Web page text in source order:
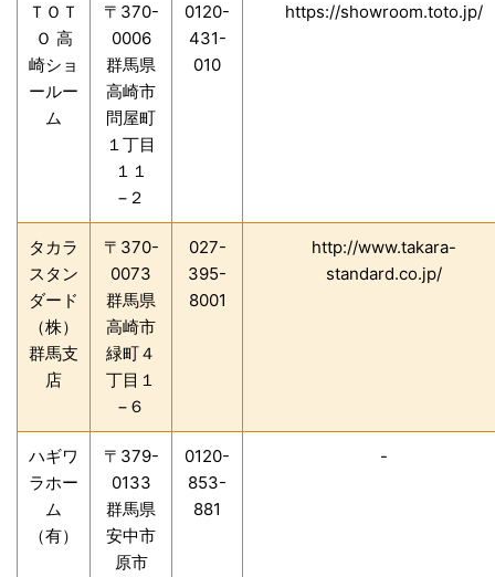
ＴＯＴ
Ｏ 高
崎ショ
ールー
ム
〒370-
0006
群馬県
高崎市
問屋町
１丁目
１１
−２
0120-
431-
010
https://showroom.toto.jp/
タカラ
スタン
ダード
（株）
群馬支
店
〒370-
0073
群馬県
高崎市
緑町４
丁目１
−６
027-
395-
8001
http://www.takara-
standard.co.jp/
ハギワ
ラホー
ム
（有）
〒379-
0133
群馬県
安中市
原市
0120-
853-
881
-